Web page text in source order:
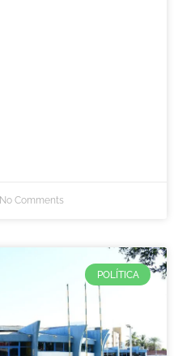
No Comments
POLÍTICA